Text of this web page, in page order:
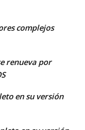
complejos
renueva por
en su versión